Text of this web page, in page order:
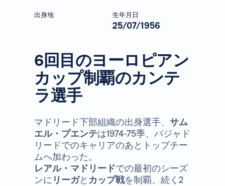
出身地 生年月日
25/07/1956
6回目のヨーロピアン
カップ制覇のカンテ
ラ選手
マドリード下部組織の出身選手、 サム
エル・プエンテは1974-75季、バジャド
リードでのキャリアのあとトップチー
ムへ加わった。
レアル・マドリードでの最初のシーズ
ンに リーガと カップ戦を制覇、続く2